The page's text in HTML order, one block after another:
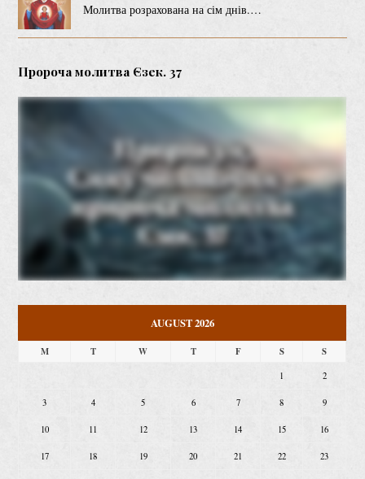
Молитва розрахована на сім днів.…
Пророча молитва Єзек. 37
AUGUST 2026
M T W T F S S
1 2
3 4 5 6 7 8 9
10 11 12 13 14 15 16
17 18 19 20 21 22 23